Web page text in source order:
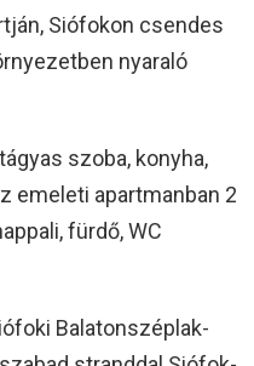
Siófokon csendes
nyaraló
szoba, konyha,
emeleti apartmanban 2
fürdő, WC
Balatonszéplak-